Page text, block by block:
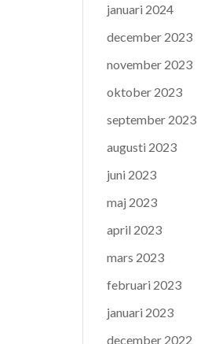
januari 2024
december 2023
november 2023
oktober 2023
september 2023
augusti 2023
juni 2023
maj 2023
april 2023
mars 2023
februari 2023
januari 2023
december 2022